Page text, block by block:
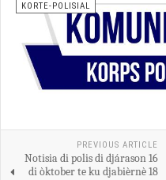
KORTE-POLISIAL
PREVIOUS ARTICLE
Notisia di polis di djárason 16
di òktober te ku djabièrnè 18